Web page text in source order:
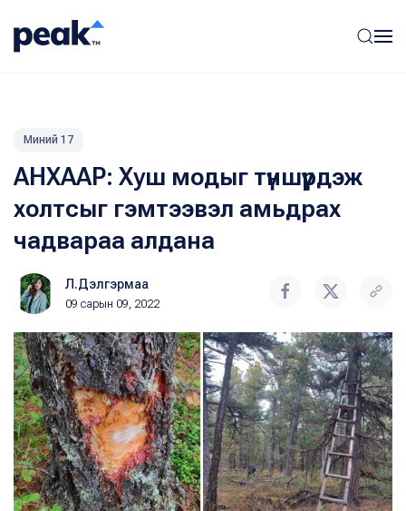
Миний 17
АНХААР: Хуш модыг түншүүрдэж
холтсыг гэмтээвэл амьдрах
чадвараа алдана
Л.Дэлгэрмаа
09 сарын 09, 2022